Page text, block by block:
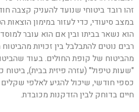
זהו רובד ביטוחי שנועד להעניק קצבה
במצב סיעודי, כדי לעזור במימון הוצאות
הוא נשאר בביתו ובין אם הוא עובר
רבים נוטים להתבלבל בין זכויות מהביטוח
מהביטוח של קופת החולים. בעוד
"שעות טיפול" (עזרה פיזית בבית), ביטוח
כספי חודשי, שיכול להגיע לאלפי
חיים בדוחק לבין הזדקנות מכובדת.